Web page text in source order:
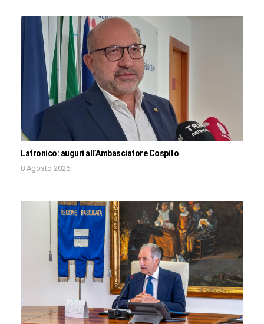
Latronico: auguri all’Ambasciatore Cospito
8 Agosto 2026